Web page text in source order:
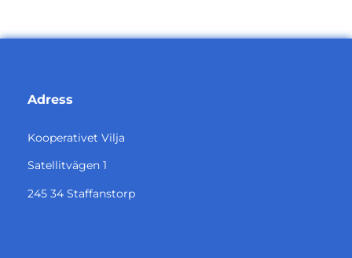
Adress
Kooperativet Vilja
Satellitvägen 1
245 34 Staffanstorp